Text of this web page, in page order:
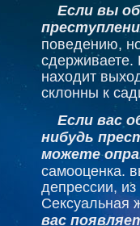
Если вы
поведению,
сдерживаете.
находит
склонны к
Если вас
нибудь
можете
самооценка.
депрессии,
Сексуальная
вас